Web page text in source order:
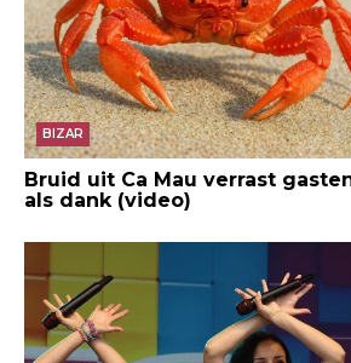
BIZAR
Bruid uit Ca Mau verrast
als dank (video)